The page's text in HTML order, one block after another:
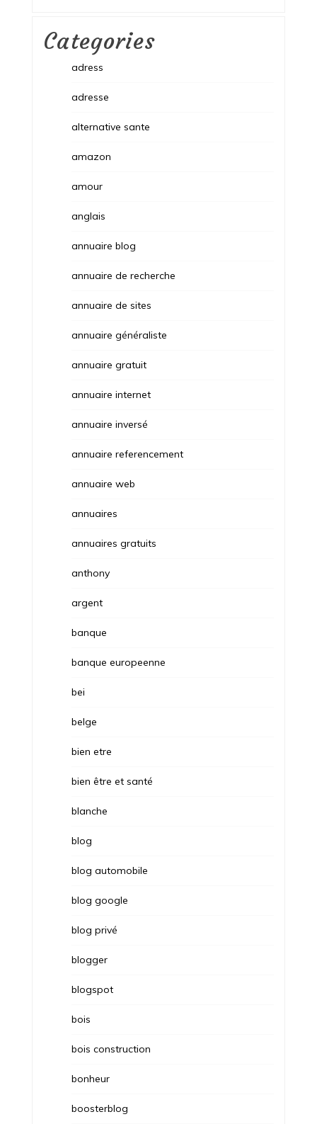
Categories
adress
adresse
alternative sante
amazon
amour
anglais
annuaire blog
annuaire de recherche
annuaire de sites
annuaire généraliste
annuaire gratuit
annuaire internet
annuaire inversé
annuaire referencement
annuaire web
annuaires
annuaires gratuits
anthony
argent
banque
banque europeenne
bei
belge
bien etre
bien être et santé
blanche
blog
blog automobile
blog google
blog privé
blogger
blogspot
bois
bois construction
bonheur
boosterblog